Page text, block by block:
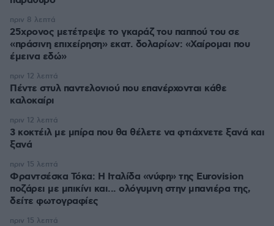
25χρονος μετέτρεψε το γκαράζ του παππού του σε
«πράσινη επιχείρηση» εκατ. δολαρίων: «Χαίρομαι που
έμεινα εδώ»
πριν 8 λεπτά
Πέντε στυλ παντελονιού που επανέρχονται κάθε
καλοκαίρι
πριν 12 λεπτά
3 κοκτέιλ με μπίρα που θα θέλετε να φτιάχνετε ξανά και
ξανά
πριν 12 λεπτά
Φραντσέσκα Τόκα: Η Ιταλίδα «νύφη» της Eurovision
ποζάρει με μπικίνι και... ολόγυμνη στην μπανιέρα της,
δείτε φωτογραφίες
πριν 15 λεπτά
πριν 15 λεπτά